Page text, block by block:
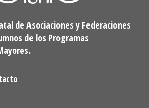
de Asociaciones y Federaciones
de los Programas